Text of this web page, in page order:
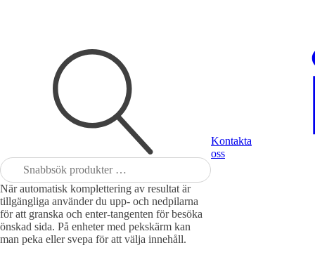
Sök
efter:
När automatisk komplettering av resultat är
tillgängliga använder du upp- och nedpilarna
för att granska och enter-tangenten för besöka
önskad sida. På enheter med pekskärm kan
man peka eller svepa för att välja innehåll.
Kontakta
oss